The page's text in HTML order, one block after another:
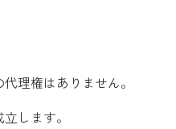
理権はありません。
します。